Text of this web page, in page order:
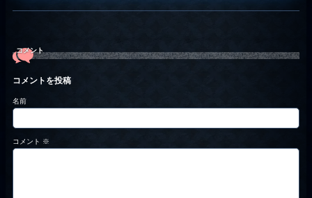
コメント
コメントを投稿
名前
コメント ※